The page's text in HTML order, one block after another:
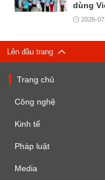
dùng
2026-
Lên đầu trang
Trang chủ
Công nghệ
Kinh tế
Pháp luật
Media